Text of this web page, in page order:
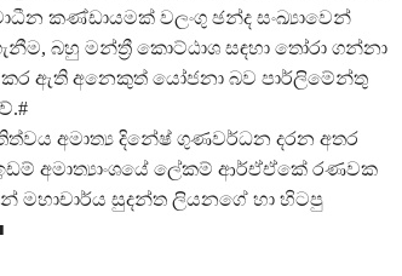
කණ්ඩායමක් වලංගු ඡන්ද සංඛ්‍යාවෙන්
බහු මන්ත්‍රී කොට්ඨාශ සඳහා තෝරා ගන්නා
ඇති අනෙකුත් යෝජනා බව පාර්ලිමේන්තු
අමාත්‍ය දිනේෂ් ගුණවර්ධන දරන අතර
අමාත්‍යාංශයේ ලේකම් ආර්ඒඒකේ රණවක
මහාචාර්ය සුදන්ත ලියනගේ හා හිටපු